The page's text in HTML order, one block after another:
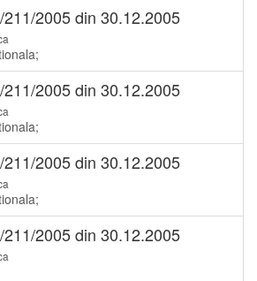
2005 din 30.12.2005
2005 din 30.12.2005
2005 din 30.12.2005
2005 din 30.12.2005